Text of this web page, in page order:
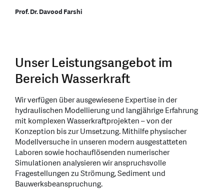
Prof. Dr. Davood Farshi
Unser Leistungsangebot im
Bereich Wasserkraft
Wir verfügen über ausgewiesene Expertise in der
hydraulischen Modellierung und langjährige Erfahrung
mit komplexen Wasserkraftprojekten – von der
Konzeption bis zur Umsetzung. Mithilfe physischer
Modellversuche in unseren modern ausgestatteten
Laboren sowie hochauflösenden numerischer
Simulationen analysieren wir anspruchsvolle
Fragestellungen zu Strömung, Sediment und
Bauwerksbeanspruchung.